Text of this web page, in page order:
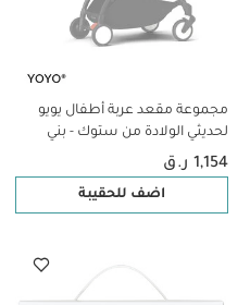
مجموعة مقعد عربة أطفال يويو
لحديثي الولادة من ستوك - بني
1,154 ر.ق
اضف للحقيبة